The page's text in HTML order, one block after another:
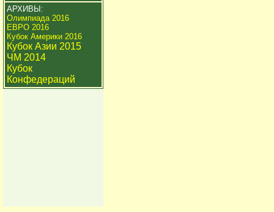
АРХИВЫ:
Олимпиада 2016
ЕВРО 2016
Кубок Америки 2016
Кубок Азии 2015
ЧМ 2014
Кубок
Конфедераций